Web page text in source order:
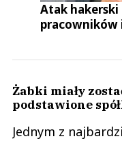
Atak hakerski
pracowników
Żabki miały
podstawione
Jednym z